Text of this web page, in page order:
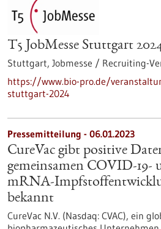
T5 JobMesse Stuttgart
Stuttgart, Jobmesse / Recruiting-
https://www.bio-pro.de/
stuttgart-2024
Pressemitteilung - 06.01.2023
CureVac gibt positive
gemeinsamen COVID-19-
mRNA-
bekannt
CureVac N.V. (Nasdaq: CVAC), ein